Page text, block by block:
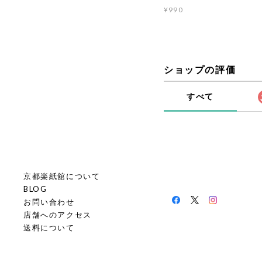
京都楽紙舘について
BLOG
お問い合わせ
店舗へのアクセス
送料について
¥990
ショップの評価
すべて